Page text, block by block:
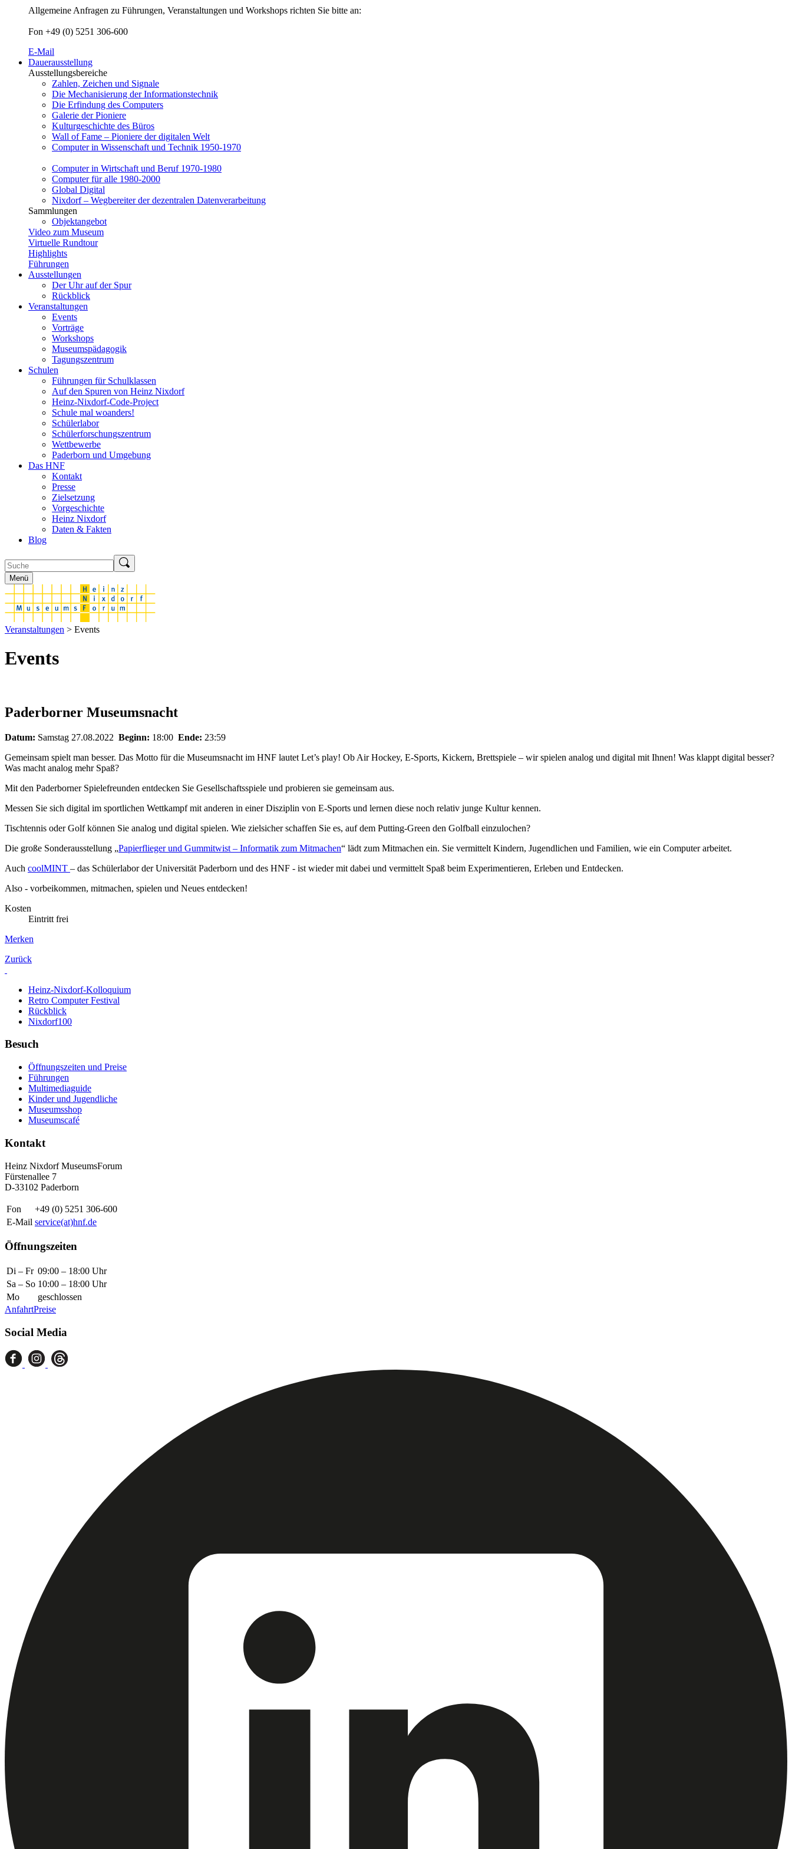
Allgemeine Anfragen zu Führungen, Veranstaltungen und Workshops richten Sie bitte an:
Fon +49 (0) 5251 306-600
E-Mail
Dauerausstellung
Ausstellungsbereiche
Zahlen, Zeichen und Signale
Die Mechanisierung der Informationstechnik
Die Erfindung des Computers
Galerie der Pioniere
Kulturgeschichte des Büros
Wall of Fame – Pioniere der digitalen Welt
Computer in Wissenschaft und Technik 1950-1970
Computer in Wirtschaft und Beruf 1970-1980
Computer für alle 1980-2000
Global Digital
Nixdorf – Wegbereiter der dezentralen Datenverarbeitung
Sammlungen
Objektangebot
Video zum Museum
Virtuelle Rundtour
Highlights
Führungen
Ausstellungen
Der Uhr auf der Spur
Rückblick
Veranstaltungen
Events
Vorträge
Workshops
Museumspädagogik
Tagungszentrum
Schulen
Führungen für Schulklassen
Auf den Spuren von Heinz Nixdorf
Heinz-Nixdorf-Code-Project
Schule mal woanders!
Schülerlabor
Schülerforschungszentrum
Wettbewerbe
Paderborn und Umgebung
Das HNF
Kontakt
Presse
Zielsetzung
Vorgeschichte
Heinz Nixdorf
Daten & Fakten
Blog
Menü
Veranstaltungen > Events
Events
Paderborner Museumsnacht
Datum: Samstag 27.08.2022 Beginn: 18:00 Ende: 23:59
Gemeinsam spielt man besser. Das Motto für die Museumsnacht im HNF lautet Let’s play! Ob Air Hockey, E-Sports, Kickern, Brettspiele – wir spielen analog und digital mit Ihnen! Was klappt digital besser?
Was macht analog mehr Spaß?
Mit den Paderborner Spielefreunden entdecken Sie Gesellschaftsspiele und probieren sie gemeinsam aus.
Messen Sie sich digital im sportlichen Wettkampf mit anderen in einer Disziplin von E-Sports und lernen diese noch relativ junge Kultur kennen.
Tischtennis oder Golf können Sie analog und digital spielen. Wie zielsicher schaffen Sie es, auf dem Putting-Green den Golfball einzulochen?
Die große Sonderausstellung „Papierflieger und Gummitwist – Informatik zum Mitmachen“ lädt zum Mitmachen ein. Sie vermittelt Kindern, Jugendlichen und Familien, wie ein Computer arbeitet.
Auch coolMINT – das Schülerlabor der Universität Paderborn und des HNF - ist wieder mit dabei und vermittelt Spaß beim Experimentieren, Erleben und Entdecken.
Also - vorbeikommen, mitmachen, spielen und Neues entdecken!
Kosten
Eintritt frei
Merken
Zurück
Heinz-Nixdorf-Kolloquium
Retro Computer Festival
Rückblick
Nixdorf100
Besuch
Öffnungszeiten und Preise
Führungen
Multimediaguide
Kinder und Jugendliche
Museumsshop
Museumscafé
Kontakt
Heinz Nixdorf MuseumsForum
Fürstenallee 7
D-33102 Paderborn
Fon
+49 (0) 5251 306-600
E-Mail service(at)hnf.de
Öffnungszeiten
Di – Fr 09:00 – 18:00 Uhr
Sa – So 10:00 – 18:00 Uhr
Mo
geschlossen
AnfahrtPreise
Social Media